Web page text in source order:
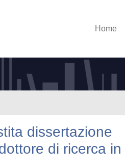
Home
dissertazione
di ricerca in